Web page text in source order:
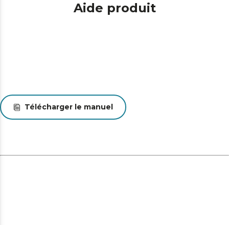
Aide produit
Télécharger le manuel